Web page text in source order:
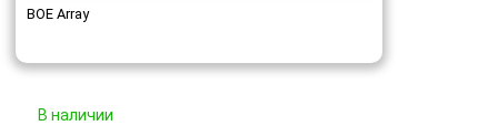
BOE Array
В наличии